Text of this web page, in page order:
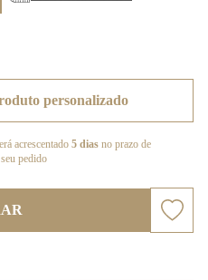
personalizado
acrescentado 5 dias no prazo de
pedido